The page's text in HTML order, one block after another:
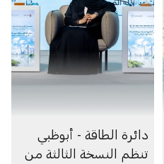
دائرة الطاقة - أبوظبي
تنظم النسخة الثالثة من